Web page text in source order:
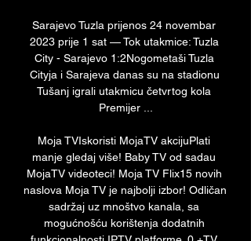
Sarajevo Tuzla prijenos 24 novembar
2023 prije 1 sat — Tok utakmice: Tuzla
City - Sarajevo 1:2Nogometaši Tuzla
Cityja i Sarajeva danas su na stadionu
Tušanj igrali utakmicu četvrtog kola
Premijer ...
Moja TVIskoristi MojaTV akcijuPlati
manje gledaj više! Baby TV od sadau
MojaTV videoteci! Moja TV Flix15 novih
naslova Moja TV je najbolji izbor! Odličan
sadržaj uz mnoštvo kanala, sa
mogućnošću korištenja dodatnih